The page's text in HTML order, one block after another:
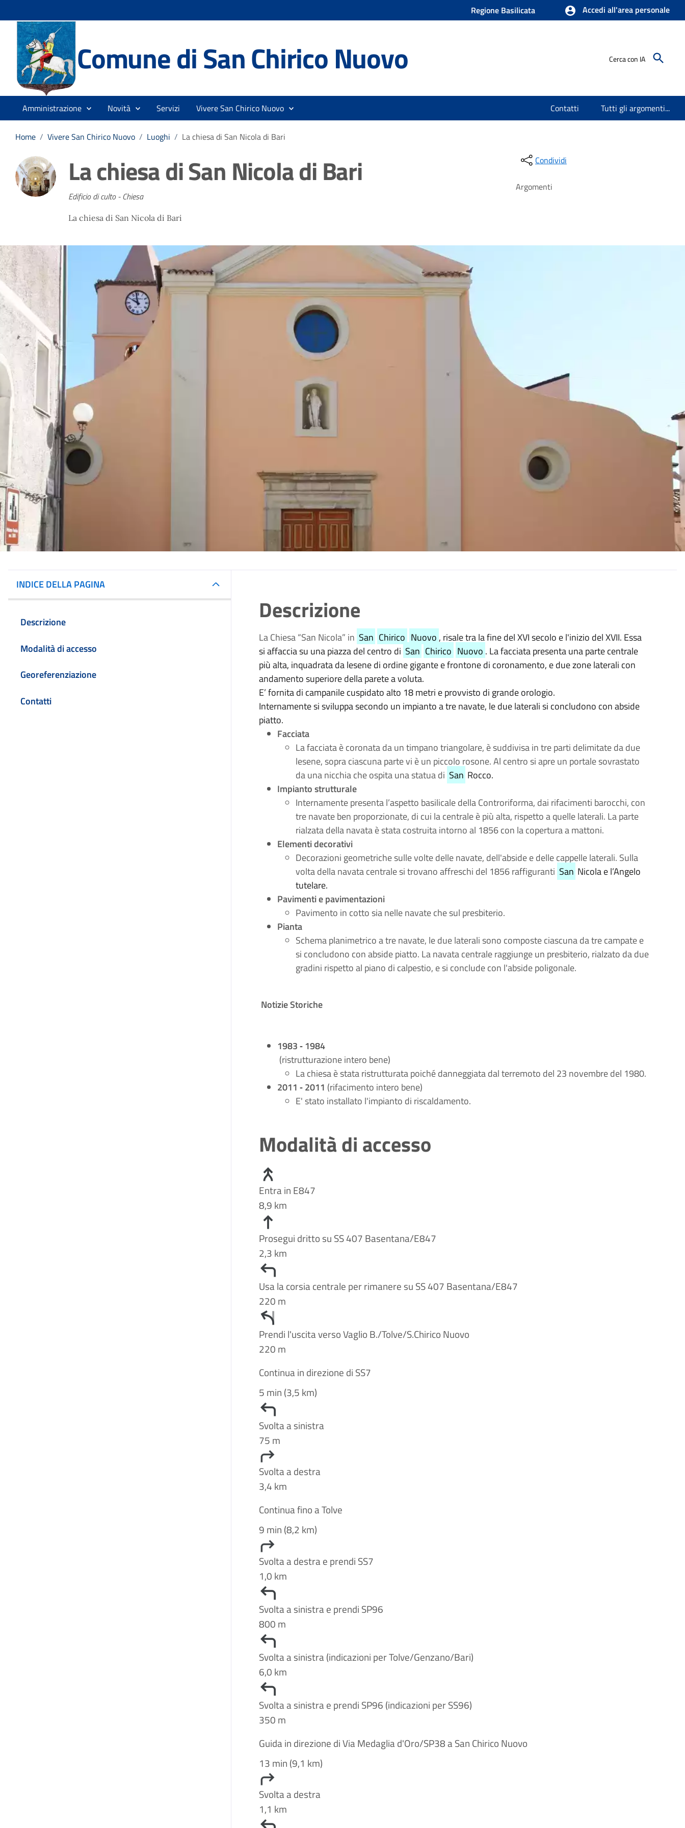
Regione Basilicata Accedi all'area personale
Comune di San Chirico Nuovo Cerca con IA
Amministrazione Novità Servizi Vivere San Chirico Nuovo Contatti Tutti gli argomenti...
Home / Vivere San Chirico Nuovo / Luoghi / La chiesa di San Nicola di Bari
La chiesa di San Nicola di Bari
Edificio di culto - Chiesa
La chiesa di San Nicola di Bari
Condividi
Argomenti
INDICE DELLA PAGINA
Descrizione
Modalità di accesso
Georeferenziazione
Contatti
Descrizione
La Chiesa “San Nicola” in San Chirico Nuovo , risale tra la fine del XVI secolo e l'inizio del XVII. Essa
si affaccia su una piazza del centro di San Chirico Nuovo . La facciata presenta una parte centrale
più alta, inquadrata da lesene di ordine gigante e frontone di coronamento, e due zone laterali con
andamento superiore della parete a voluta.
E’ fornita di campanile cuspidato alto 18 metri e provvisto di grande orologio.
Internamente si sviluppa secondo un impianto a tre navate, le due laterali si concludono con abside
piatto.
Facciata
La facciata è coronata da un timpano triangolare, è suddivisa in tre parti delimitate da due
lesene, sopra ciascuna parte vi è un piccolo rosone. Al centro si apre un portale sovrastato
da una nicchia che ospita una statua di San Rocco.
Impianto strutturale
Internamente presenta l’aspetto basilicale della Controriforma, dai rifacimenti barocchi, con
tre navate ben proporzionate, di cui la centrale è più alta, rispetto a quelle laterali. La parte
rialzata della navata è stata costruita intorno al 1856 con la copertura a mattoni.
Elementi decorativi
Decorazioni geometriche sulle volte delle navate, dell'abside e delle cappelle laterali. Sulla
volta della navata centrale si trovano affreschi del 1856 raffiguranti San Nicola e l’Angelo
tutelare.
Pavimenti e pavimentazioni
Pavimento in cotto sia nelle navate che sul presbiterio.
Pianta
Schema planimetrico a tre navate, le due laterali sono composte ciascuna da tre campate e
si concludono con abside piatto. La navata centrale raggiunge un presbiterio, rialzato da due
gradini rispetto al piano di calpestio, e si conclude con l'abside poligonale.
Notizie Storiche
1983 ‐ 1984
(ristrutturazione intero bene)
La chiesa è stata ristrutturata poiché danneggiata dal terremoto del 23 novembre del 1980.
2011 ‐ 2011 (rifacimento intero bene)
E' stato installato l'impianto di riscaldamento.
Modalità di accesso
Entra in E847
8,9 km
Prosegui dritto su SS 407 Basentana/E847
2,3 km
Usa la corsia centrale per rimanere su SS 407 Basentana/E847
220 m
Prendi l'uscita verso Vaglio B./Tolve/S.Chirico Nuovo
220 m
Continua in direzione di SS7
5 min (3,5 km)
Svolta a sinistra
75 m
Svolta a destra
3,4 km
Continua fino a Tolve
9 min (8,2 km)
Svolta a destra e prendi SS7
1,0 km
Svolta a sinistra e prendi SP96
800 m
Svolta a sinistra (indicazioni per Tolve/Genzano/Bari)
6,0 km
Svolta a sinistra e prendi SP96 (indicazioni per SS96)
350 m
Guida in direzione di Via Medaglia d'Oro/SP38 a San Chirico Nuovo
13 min (9,1 km)
Svolta a destra
1,1 km